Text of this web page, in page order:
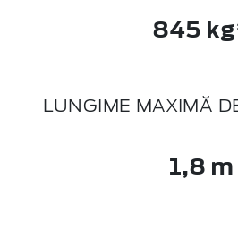
845
LUNGIME MAXIMĂ
1,8 m